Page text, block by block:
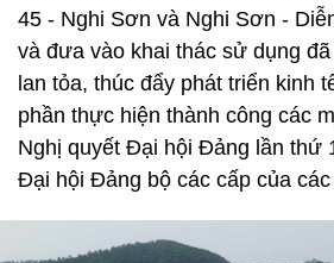
45 - Nghi Sơn và Nghi Sơn -
và đưa vào khai thác sử dụng
lan tỏa, thúc đẩy phát triển kinh
phần thực hiện thành công các
Nghị quyết Đại hội Đảng lần thứ
Đại hội Đảng bộ các cấp của